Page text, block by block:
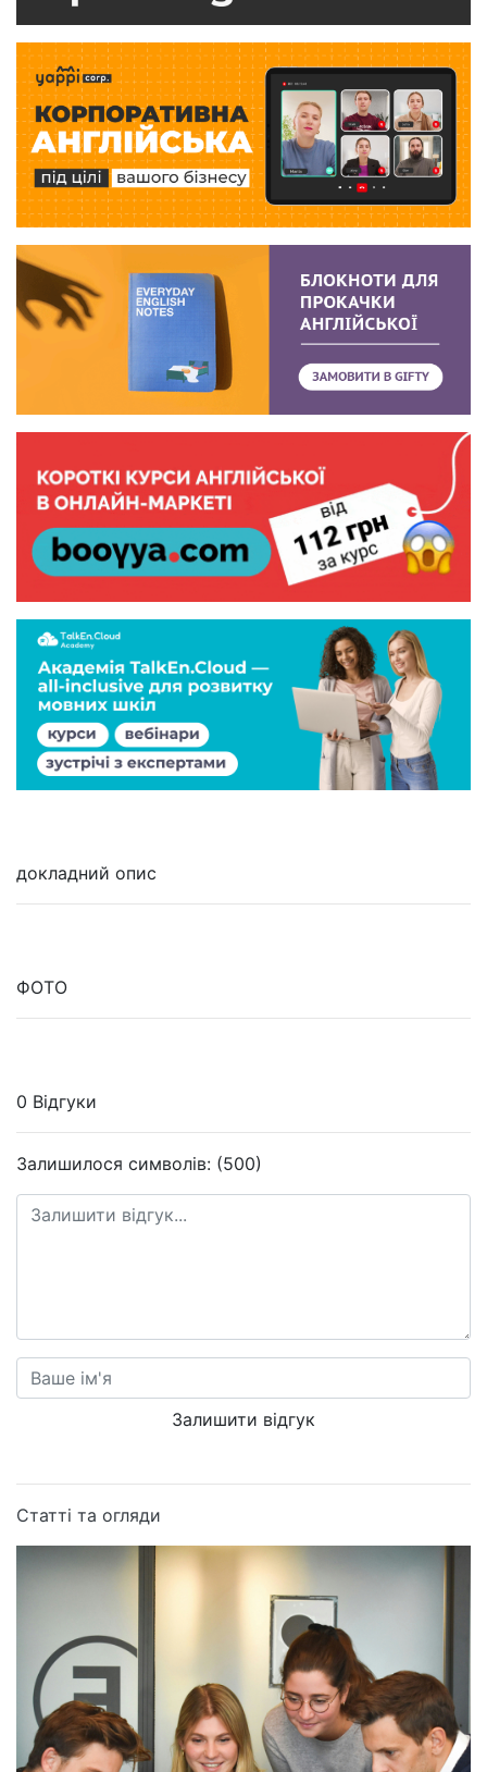
докладний опис
ФОТО
0 Відгуки
Залишилося символів: (500)
Залишити відгук
Статті та огляди